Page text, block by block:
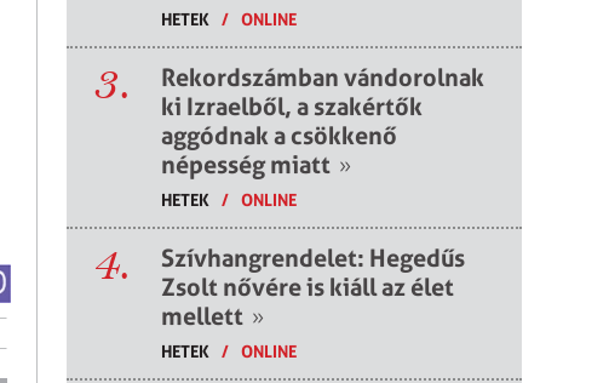
HETEK / ONLINE
3.
Rekordszámban vándorolnak
ki Izraelből, a szakértők
aggódnak a csökkenő
népesség miatt »
HETEK / ONLINE
4.
Szívhangrendelet: Hegedűs
Zsolt nővére is kiáll az élet
mellett »
HETEK / ONLINE